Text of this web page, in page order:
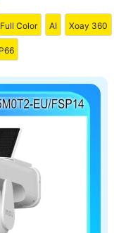
Full Color AI Xoay 360